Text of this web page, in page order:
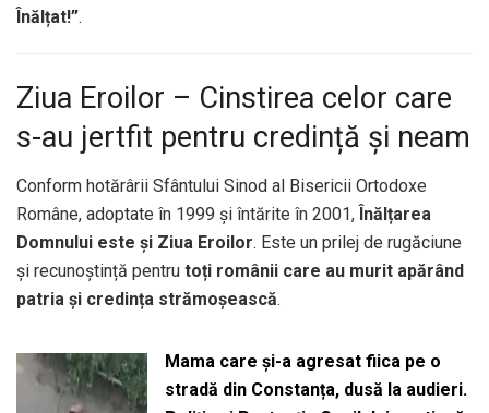
Înălțat!”.
Ziua Eroilor – Cinstirea celor care
s-au jertfit pentru credință și neam
Conform hotărârii Sfântului Sinod al Bisericii Ortodoxe
Române, adoptate în 1999 și întărite în 2001, Înălțarea
Domnului este și Ziua Eroilor. Este un prilej de rugăciune
și recunoștință pentru toți românii care au murit apărând
patria și credința strămoșească.
Mama care și-a agresat fiica pe o
stradă din Constanța, dusă la audieri.